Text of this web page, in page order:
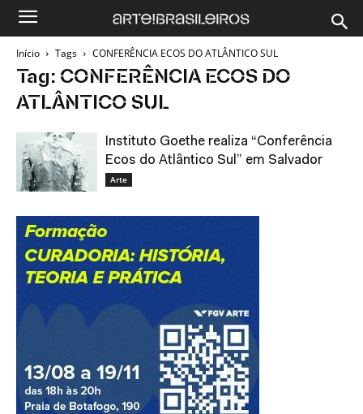
Início Tags CONFERÊNCIA ECOS DO ATLÂNTICO SUL
Tag: CONFERÊNCIA ECOS DO
ATLÂNTICO SUL
Instituto Goethe realiza “Conferência
Ecos do Atlântico Sul” em Salvador
Arte